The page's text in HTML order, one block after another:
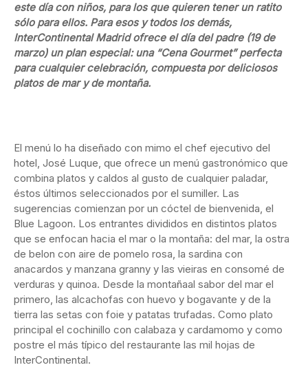
este día con niños, para los que quieren tener un ratito
sólo para ellos. Para esos y todos los demás,
InterContinental Madrid ofrece el día del padre (19 de
marzo) un plan especial: una “Cena Gourmet” perfecta
para cualquier celebración, compuesta por deliciosos
platos de mar y de montaña.
El menú lo ha diseñado con mimo el chef ejecutivo del
hotel, José Luque, que ofrece un menú gastronómico que
combina platos y caldos al gusto de cualquier paladar,
éstos últimos seleccionados por el sumiller. Las
sugerencias comienzan por un cóctel de bienvenida, el
Blue Lagoon. Los entrantes divididos en distintos platos
que se enfocan hacia el mar o la montaña: del mar, la ostra
de belon con aire de pomelo rosa, la sardina con
anacardos y manzana granny y las vieiras en consomé de
verduras y quinoa. Desde la montañaal sabor del mar el
primero, las alcachofas con huevo y bogavante y de la
tierra las setas con foie y patatas trufadas. Como plato
principal el cochinillo con calabaza y cardamomo y como
postre el más típico del restaurante las mil hojas de
InterContinental.